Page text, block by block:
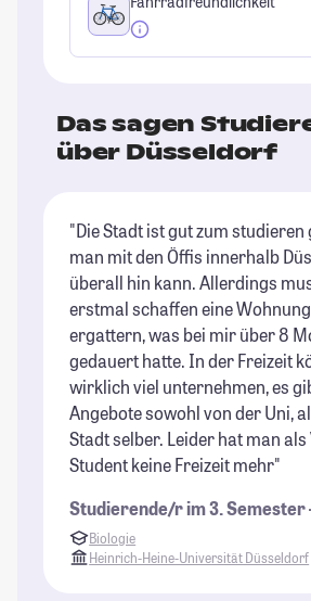
Das sagen
über Düsseldorf
"Die Stadt ist gut zum studieren
man mit den Öffis innerhalb
überall hin kann. Allerdings
erstmal schaffen eine
ergattern, was bei mir über 8
gedauert hatte. In der Freizeit
wirklich viel unternehmen, es
Angebote sowohl von der Uni,
Stadt selber. Leider hat man als
Student keine Freizeit mehr"
Studierende/r im 3. Semester
Biologie
Heinrich-Heine-Universität Düsseldorf